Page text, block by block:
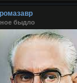
быдло